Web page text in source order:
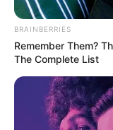
BRAINBERRIES
Remember Them?
The Complete List